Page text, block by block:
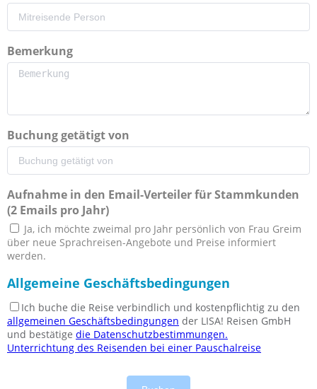
Bemerkung
Buchung getätigt von
Aufnahme in den Email-Verteiler für Stammkunden
(2 Emails pro Jahr)
Ja, ich möchte zweimal pro Jahr persönlich von Frau Greim
über neue Sprachreisen-Angebote und Preise informiert
werden.
Allgemeine Geschäftsbedingungen
Ich buche die Reise verbindlich und kostenpflichtig zu den
allgemeinen Geschäftsbedingungen der LISA! Reisen GmbH
und bestätige die Datenschutzbestimmungen.
Unterrichtung des Reisenden bei einer Pauschalreise